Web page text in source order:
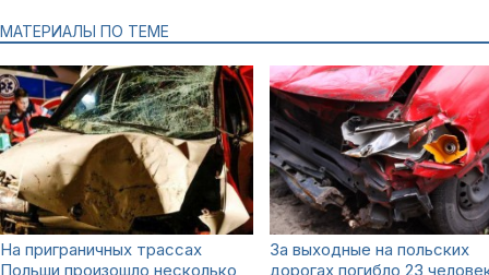
МАТЕРИАЛЫ ПО ТЕМЕ
На приграничных трассах
Польши произошло несколько
За выходные на польских
дорогах погибло 23